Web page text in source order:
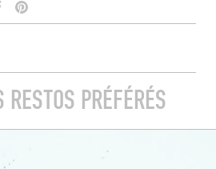
PRÉFÉRÉS